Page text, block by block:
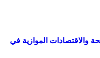
والاقتصادات الموازية في